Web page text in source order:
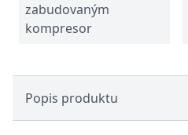
zabudovaným
kompresor
Popis produktu